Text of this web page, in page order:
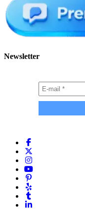
Newsletter